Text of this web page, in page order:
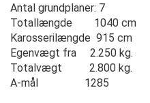
Antal grundplaner: 7
Totallængde 1040 cm
Karosserilængde 915 cm
Egenvægt fra 2.250 kg.
Totalvægt 2.800 kg.
A-mål 1285